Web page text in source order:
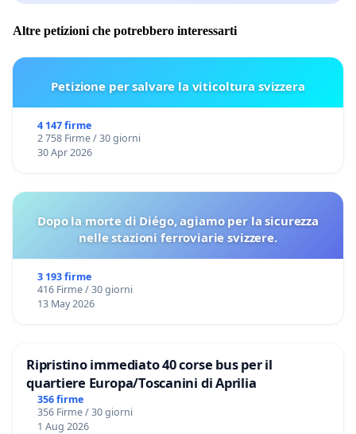
Altre petizioni che potrebbero interessarti
Petizione per salvare la viticoltura svizzera
4 147 firme
2 758 Firme / 30 giorni
30 Apr 2026
Dopo la morte di Diégo, agiamo per la sicurezza
nelle stazioni ferroviarie svizzere.
3 193 firme
416 Firme / 30 giorni
13 May 2026
Ripristino immediato 40 corse bus per il
quartiere Europa/Toscanini di Aprilia
356 firme
356 Firme / 30 giorni
1 Aug 2026